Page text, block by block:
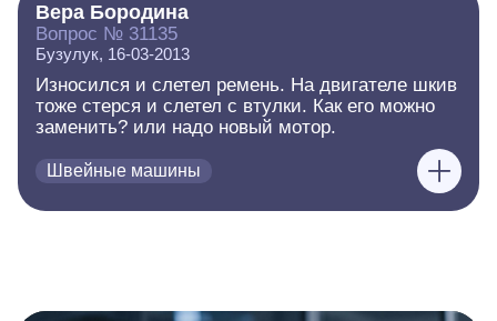
Вера Бородина
Вопрос № 31135
Бузулук, 16-03-2013
Износился и слетел ремень. На двигателе шкив
тоже стерся и слетел с втулки. Как его можно
заменить? или надо новый мотор.
Швейные машины